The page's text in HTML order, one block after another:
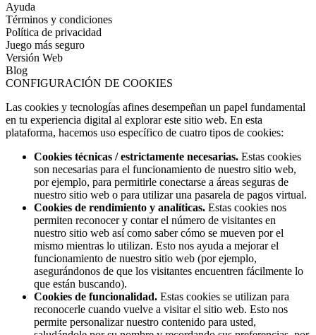
Ayuda
Términos y condiciones
Política de privacidad
Juego más seguro
Versión Web
Blog
CONFIGURACIÓN DE COOKIES
Las cookies y tecnologías afines desempeñan un papel fundamental
en tu experiencia digital al explorar este sitio web. En esta
plataforma, hacemos uso específico de cuatro tipos de cookies:
Cookies técnicas / estrictamente necesarias. Estas cookies
son necesarias para el funcionamiento de nuestro sitio web,
por ejemplo, para permitirle conectarse a áreas seguras de
nuestro sitio web o para utilizar una pasarela de pagos virtual.
Cookies de rendimiento y analíticas. Estas cookies nos
permiten reconocer y contar el número de visitantes en
nuestro sitio web así como saber cómo se mueven por el
mismo mientras lo utilizan. Esto nos ayuda a mejorar el
funcionamiento de nuestro sitio web (por ejemplo,
asegurándonos de que los visitantes encuentren fácilmente lo
que están buscando).
Cookies de funcionalidad. Estas cookies se utilizan para
reconocerle cuando vuelve a visitar el sitio web. Esto nos
permite personalizar nuestro contenido para usted,